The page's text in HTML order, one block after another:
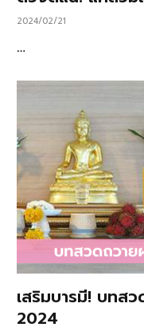
2024/02/21
…
เสริมบารมี! บทส
2024